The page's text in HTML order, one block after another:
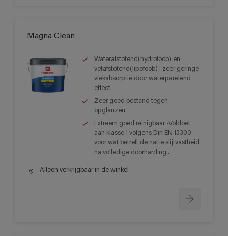
Magna Clean
Waterafstotend(hydrofoob) en
vetafstotend(lipofoob) : zeer geringe
vlekabsorptie door waterparelend
effect.
Zeer goed bestand tegen
opglanzen.
Extreem goed reinigbaar -Voldoet
aan klasse 1 volgens Din EN 13300
voor wat betreft de natte slijtvastheid
na volledige doorharding..
Alleen verkrijgbaar in de winkel